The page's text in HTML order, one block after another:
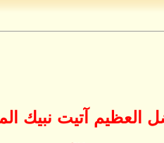
العظيم آتيت